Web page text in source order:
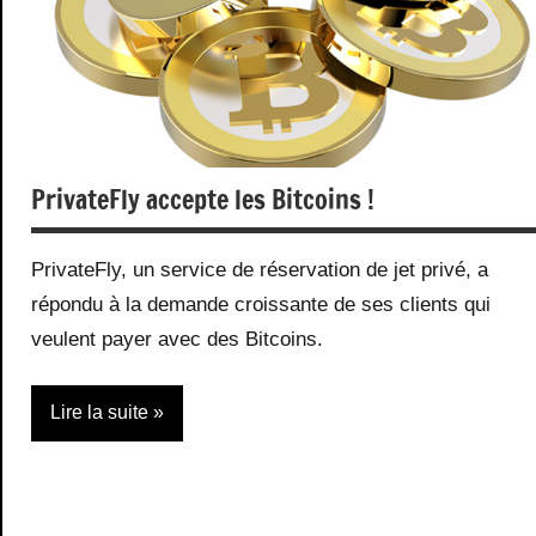
PrivateFly accepte les Bitcoins !
PrivateFly, un service de réservation de jet privé, a
répondu à la demande croissante de ses clients qui
veulent payer avec des Bitcoins.
Lire la suite